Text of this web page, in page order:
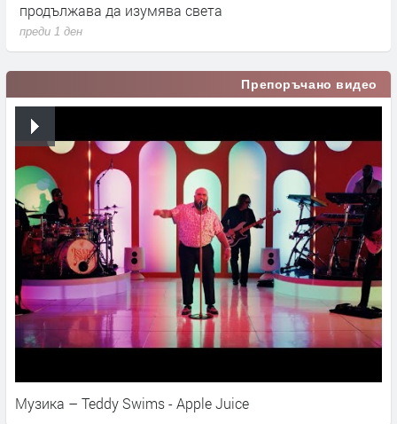
продължава да изумява света
преди 1 ден
Препоръчано видео
Музика – Teddy Swims - Apple Juice